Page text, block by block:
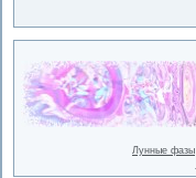
Лунные фазы